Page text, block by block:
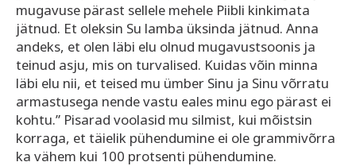
mugavuse pärast sellele mehele Piibli kinkimata
jätnud. Et oleksin Su lamba üksinda jätnud. Anna
andeks, et olen läbi elu olnud mugavustsoonis ja
teinud asju, mis on turvalised. Kuidas võin minna
läbi elu nii, et teised mu ümber Sinu ja Sinu võrratu
armastusega nende vastu eales minu ego pärast ei
kohtu.” Pisarad voolasid mu silmist, kui mõistsin
korraga, et täielik pühendumine ei ole grammivõrra
ka vähem kui 100 protsenti pühendumine.